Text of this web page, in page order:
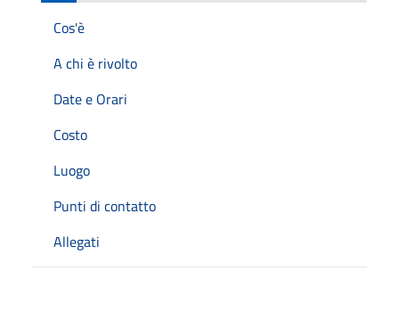
Cos'è
A chi è rivolto
Date e Orari
Costo
Luogo
Punti di contatto
Allegati